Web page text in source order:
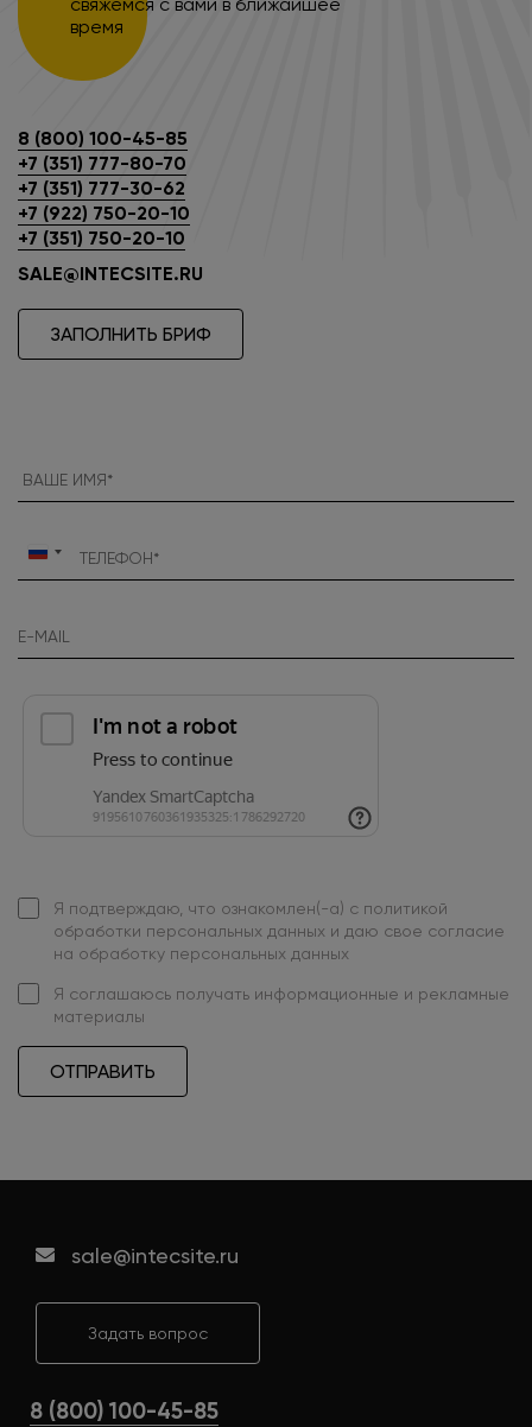
время
8 (800) 100-45-85
+7 (351) 777-80-70
+7 (351) 777-30-62
+7 (922) 750-20-10
+7 (351) 750-20-10
SALE@INTECSITE.RU
ЗАПОЛНИТЬ БРИФ
Россия
Я подтверждаю, что ознакомлен(-а) с политикой
обработки персональных данных и даю свое согласие
на обработку персональных данных
Я соглашаюсь получать информационные и рекламные
материалы
ОТПРАВИТЬ
sale@intecsite.ru
Задать вопрос
8 (800) 100-45-85